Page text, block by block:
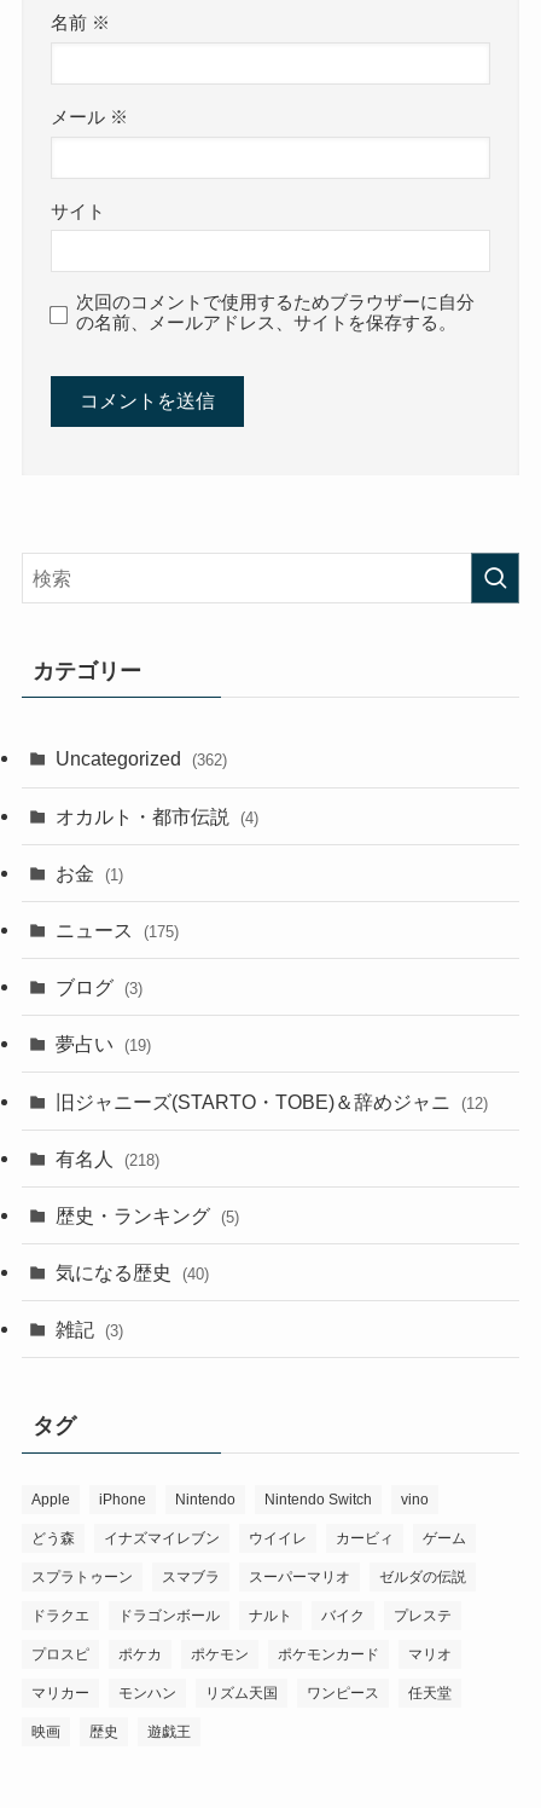
名前 ※
メール ※
サイト
次回のコメントで使用するためブラウザーに自分
の名前、メールアドレス、サイトを保存する。
カテゴリー
Uncategorized (362)
オカルト・都市伝説 (4)
お金 (1)
ニュース (175)
ブログ (3)
夢占い (19)
旧ジャニーズ(STARTO・TOBE)＆辞めジャニ (12)
有名人 (218)
歴史・ランキング (5)
気になる歴史 (40)
雑記 (3)
タグ
Apple iPhone Nintendo Nintendo Switch vino
どう森 イナズマイレブン ウイイレ カービィ ゲーム
スプラトゥーン スマブラ スーパーマリオ ゼルダの伝説
ドラクエ ドラゴンボール ナルト バイク プレステ
プロスピ ポケカ ポケモン ポケモンカード マリオ
マリカー モンハン リズム天国 ワンピース 任天堂
映画 歴史 遊戯王